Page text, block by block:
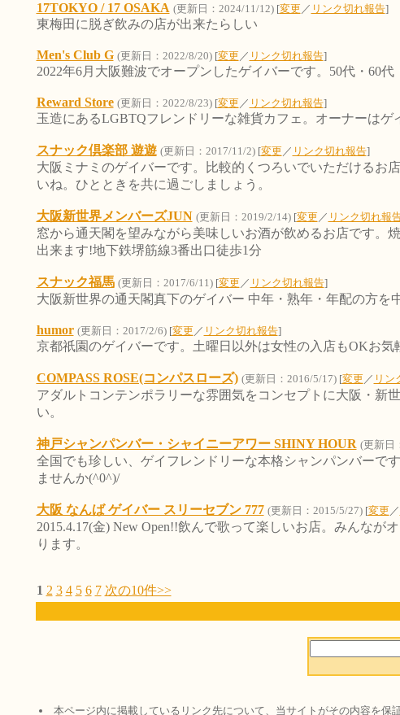
17TOKYO / 17 OSAKA (更新日：2024/11/12)[変更 ／ リンク切れ報告]
東梅田に脱ぎ飲みの店が出来たらしい
Men's Club G (更新日：2022/8/20)[変更 ／ リンク切れ報告]
2022年6月大阪難波でオープンしたゲイバーです。50代・60
Reward Store (更新日：2022/8/23)[変更 ／ リンク切れ報告]
玉造にあるLGBTQフレンドリーな雑貨カフェ。オーナーはゲ
スナック倶楽部 遊遊 (更新日：2017/11/2)[変更 ／ リンク切れ報告]
大阪ミナミのゲイバーです。比較的くつろいでいただけるお
いね。ひとときを共に過ごしましょう。
大阪新世界メンバーズJUN (更新日：2019/2/14)[変更 ／ リンク切れ報
窓から通天閣を望みながら美味しいお酒が飲めるお店です。
出来ます!地下鉄堺筋線3番出口徒歩1分
スナック福馬 (更新日：2017/6/11)[変更 ／ リンク切れ報告]
大阪新世界の通天閣真下のゲイバー 中年・熟年・年配の方を
humor (更新日：2017/2/6)[変更 ／ リンク切れ報告]
京都祇園のゲイバーです。土曜日以外は女性の入店もOKお気
COMPASS ROSE(コンパスローズ) (更新日：2016/5/17)[変更 ／ リン
アダルトコンテンポラリーな雰囲気をコンセプトに大阪・新
い。
神戸シャンパンバー・シャイニーアワー SHINY HOUR (更新日
全国でも珍しい、ゲイフレンドリーな本格シャンパンバーで
ませんか(^0^)/
大阪 なんば ゲイバー スリーセブン 777 (更新日：2015/5/27)[変更 ／
2015.4.17(金) New Open!!飲んで歌って楽しいお店。みんな
ります。
1 2 3 4 5 6 7 次の10件>>
本ページ内に掲載しているリンク先について、当サイトがその内容を保